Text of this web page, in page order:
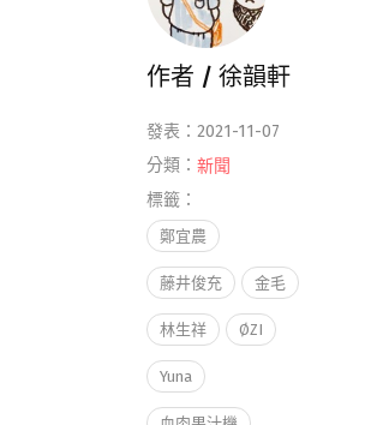
作者 / 徐韻軒
發表：2021-11-07
分類： 新聞
標籤：
鄭宜農
藤井俊充 金毛
林生祥 ØZI
Yuna